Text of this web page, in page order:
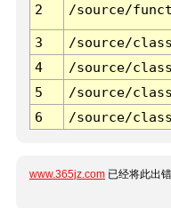
2 /source/
3 /source/
4
/source/
5
/source/
6
/source/
www.365jz.com 已经将此出